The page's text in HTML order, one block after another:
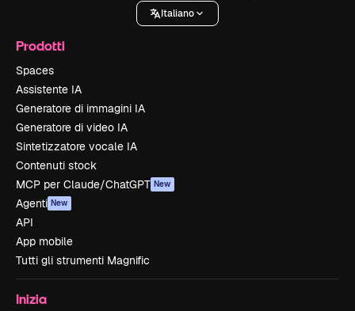
Italiano
Prodotti
Spaces
Assistente IA
Generatore di immagini IA
Generatore di video IA
Sintetizzatore vocale IA
Contenuti stock
MCP per Claude/ChatGPT New
Agenti New
API
App mobile
Tutti gli strumenti Magnific
Inizia